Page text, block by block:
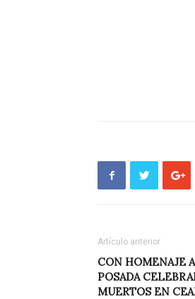
Artículo anterior
CON HOMENAJE
POSADA
MUERTOS EN